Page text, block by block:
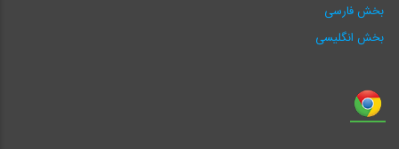
بخش فارسی
بخش انگلیسی